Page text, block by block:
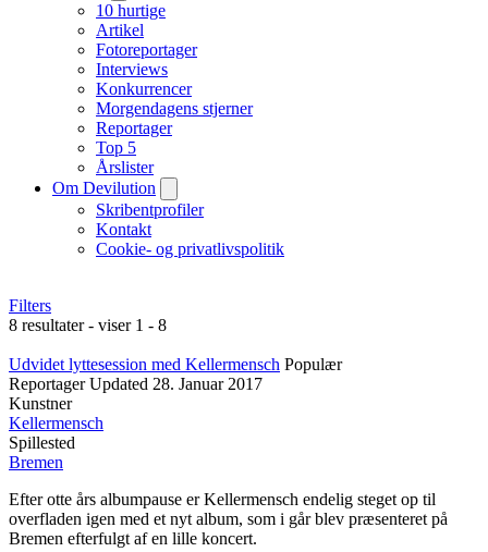
10 hurtige
Artikel
Fotoreportager
Interviews
Konkurrencer
Morgendagens stjerner
Reportager
Top 5
Årslister
Om Devilution
Skribentprofiler
Kontakt
Cookie- og privatlivspolitik
Filters
8 resultater - viser 1 - 8
Udvidet lyttesession med Kellermensch Populær
Reportager Updated 28. Januar 2017
Kunstner
Kellermensch
Spillested
Bremen
Efter otte års albumpause er Kellermensch endelig steget op til
overfladen igen med et nyt album, som i går blev præsenteret på
Bremen efterfulgt af en lille koncert.